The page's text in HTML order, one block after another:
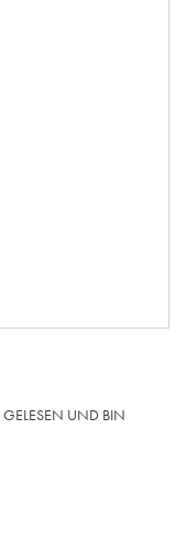
GELESEN UND BIN